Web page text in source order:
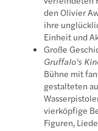
den Olivier
ihre
Einheit und
Große
Gruffalo's
Bühne mit
gestalteten
vierköpfige
Figuren,